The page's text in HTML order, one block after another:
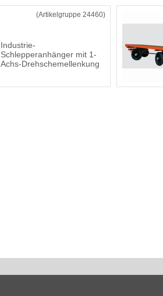
(Artikelgruppe 24460)
Industrie-
Schlepperanhänger mit 1-
Achs-Drehschemellenkung